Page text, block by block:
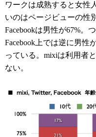
ワークは成熟すると女性
いのはページビューの性
Facebookは男性が67%。
Facebook上では逆に男性
っている。mixiは利用者
ない。